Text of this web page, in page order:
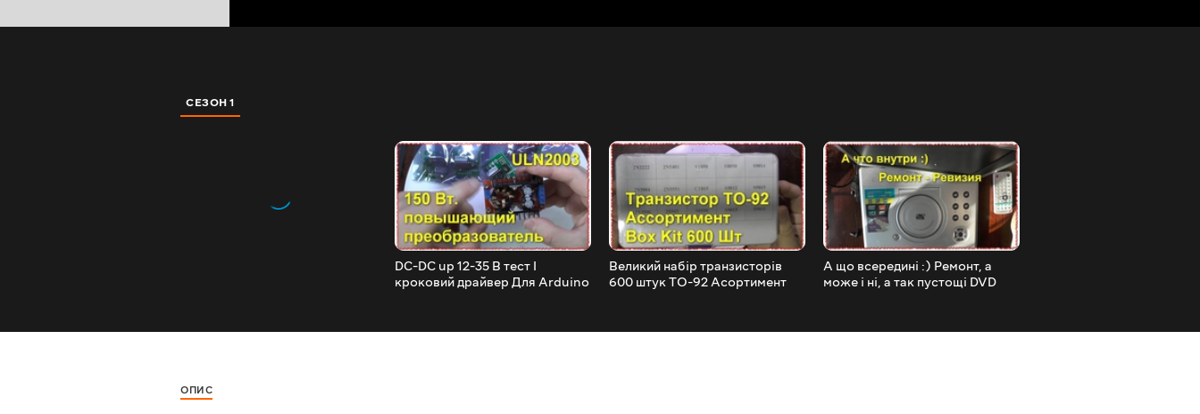
СЕЗОН 1
DC-DC up 12-35 В тест І
кроковий драйвер Для Arduino
Великий набір транзисторів
600 штук TO-92 Асортимент
А що всередині :) Ремонт, а
може і ні, а так пустощі DVD
ОПИС